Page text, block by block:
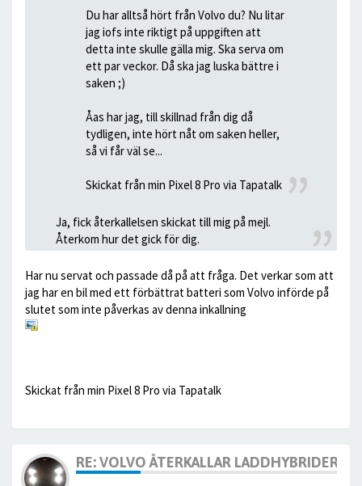
Du har alltså hört från Volvo du? Nu litar
jag iofs inte riktigt på uppgiften att
detta inte skulle gälla mig. Ska serva om
ett par veckor. Då ska jag luska bättre i
saken ;)
Åas har jag, till skillnad från dig då
tydligen, inte hört nåt om saken heller,
så vi får väl se...
Skickat från min Pixel 8 Pro via Tapatalk
Ja, fick återkallelsen skickat till mig på mejl.
Återkom hur det gick för dig.
Har nu servat och passade då på att fråga. Det verkar som att
jag har en bil med ett förbättrat batteri som Volvo införde på
slutet som inte påverkas av denna inkallning
Skickat från min Pixel 8 Pro via Tapatalk
RE: VOLVO ÅTERKALLAR